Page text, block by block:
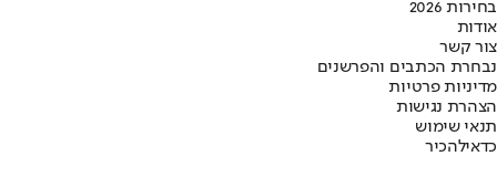
בחירות 2026
אודות
צור קשר
נבחרת הכתבים והפרשנים
מדיניות פרטיות
הצהרת נגישות
תנאי שימוש
כדאילהכיר